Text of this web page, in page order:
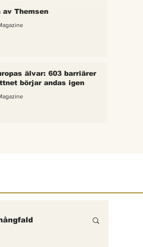
av Themsen
älvar: 603 barriärer
börjar andas igen